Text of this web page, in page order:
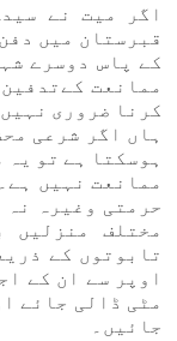
اگر میت نے
قبرستان میں
کے پاس دوسرے
ممانعت
کرنا ضروری
ہاں اگر شرعی
ہوسکتا ہے تو
ممانعت نہیں
حرمتی وغیرہ
مختلف منزلیں
تابوتوں کے
اوپر سے ان کے
مٹی ڈالی جائے
جائیں۔